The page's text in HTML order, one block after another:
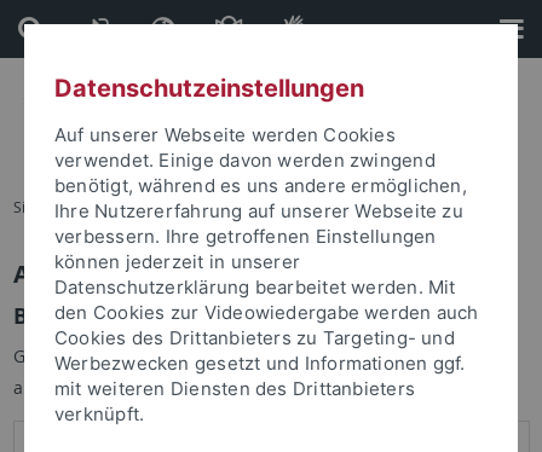
Direkt
zum
Inhalt
Direkt
zur
Fußleiste
Sie sind hier: Startseite
Anmelden
Benutzeranmeldung
Geben Sie Ihren Benutzernamen und Ihr Passwort an um sich
anzumelden:
Datenschutzeinstellungen
Auf unserer Webseite werden Cookies
verwendet. Einige davon werden zwingend
benötigt, während es uns andere ermöglichen,
Ihre Nutzererfahrung auf unserer Webseite zu
verbessern. Ihre getroffenen Einstellungen
können jederzeit in unserer
Datenschutzerklärung bearbeitet werden. Mit
den Cookies zur Videowiedergabe werden auch
Cookies des Drittanbieters zu Targeting- und
Werbezwecken gesetzt und Informationen ggf.
mit weiteren Diensten des Drittanbieters
verknüpft.